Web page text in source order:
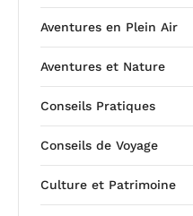
Aventures en Plein Air
Aventures et Nature
Conseils Pratiques
Conseils de Voyage
Culture et Patrimoine